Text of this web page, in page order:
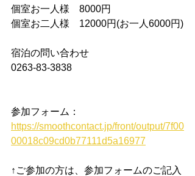
個室お一人様　8000円
個室お二人様　12000円(お一人6000円)
宿泊の問い合わせ
0263-83-3838
参加フォーム：
https://smoothcontact.jp/front/output/7f00
00018c09cd0b77111d5a16977
↑ご参加の方は、参加フォームのご記入